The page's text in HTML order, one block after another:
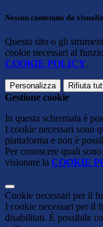
Nessun contenuto da
Questo sito o gli
cookie necessari al
COOKIE POLICY.
Personalizza Rifiuta
Gestione cookie
In questa schermata è
I cookie necessari sono
piattaforma e non è
Per conoscere quali
visionare la COOKIE
Cookie necessari per il
I cookie necessari per il
disabilitati. È possibile